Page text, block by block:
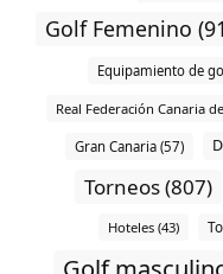
Golf Femenino
Equipamiento de
Real Federación Canaria
Gran Canaria (57)
Torneos (807)
Hoteles (43)